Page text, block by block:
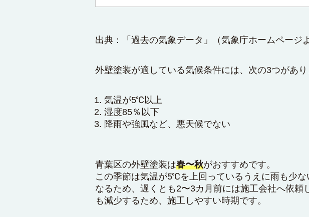
出典：「過去の気象データ」（気象庁ホームページ
外壁塗装が適している気候条件には、次の3つがあり
気温が5℃以上
湿度85％以下
降雨や強風など、悪天候でない
青葉区の外壁塗装は春〜秋がおすすめです。
この季節は気温が5℃を上回っているうえに雨も少
なるため、遅くとも2〜3カ月前には施工会社へ依
も減少するため、施工しやすい時期です。